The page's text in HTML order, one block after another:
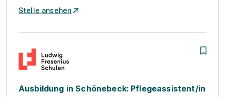
Stelle ansehen
Ausbildung in Schönebeck: Pflegeassistent/in